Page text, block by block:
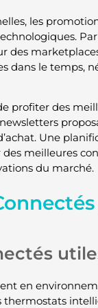
les
des
dans le temps,
profiter des
Une
meilleures
du marché.
en